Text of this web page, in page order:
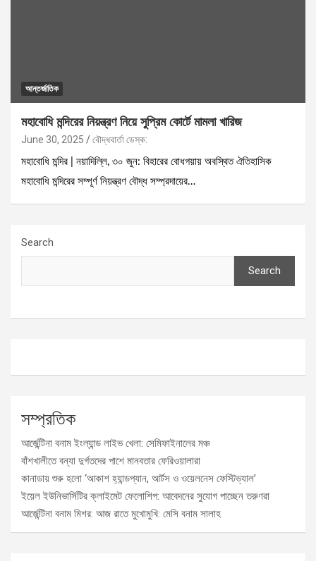
আন্তর্জাতিক
মহাবোধি মন্দিরের নিয়ন্ত্রণ নিয়ে সুপ্রিম কোর্টে মামলা খারিজ
June 30, 2025 বৌদ্ধবার্তা ডেস্ক:
মহাবোধি মন্দির | নয়াদিল্লি, ৩০ জুন: বিহারের বোধগয়ায় অবস্থিত ঐতিহাসিক
মহাবোধি মন্দিরের সম্পূর্ণ নিয়ন্ত্রণ বৌদ্ধ সম্প্রদায়ের…
Search
Search
সম্প্রতিক
আর্জেন্টিনা বনাম ইংল্যান্ড লাইভ খেলা: সেমিফাইনালের মঞ্চ
বাঁশখালীতে বন্যা দুর্গতদের পাশে মানবতার ফেরিওয়ালারা
কানাডায় শুরু হলো ‘আকাশ হ্যান্ডপ্যান, আর্টস ও ওয়েলনেস ফেস্টিভ্যাল’
ইয়েল ইউনিভার্সিটির ক্লাইমেট ফেলোশিপ: আবেদনের সুযোগ পাচ্ছেন তরুণরা
আর্জেন্টিনা বনাম মিশর: আজ রাতে মুখোমুখি: মেসি বনাম সালাহ